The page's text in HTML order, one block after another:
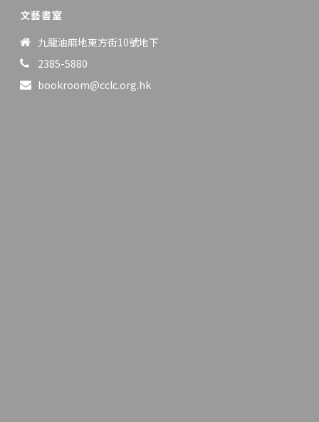
文藝書室
九龍油麻地東方街10號地下
2385-5880
bookroom@cclc.org.hk